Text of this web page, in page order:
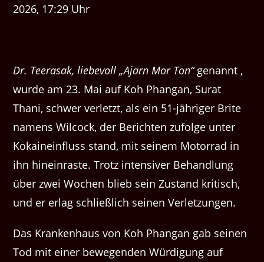
2026, 17:29 Uhr
Dr. Teerasak, liebevoll „Ajarn Mor Ton“genannt ,
wurde am 23. Mai auf Koh Phangan, Surat
Thani, schwer verletzt, als ein 51-jähriger Brite
namens Wilcock, der Berichten zufolge unter
Kokaineinfluss stand, mit seinem Motorrad in
ihn hineinraste. Trotz intensiver Behandlung
über zwei Wochen blieb sein Zustand kritisch,
und er erlag schließlich seinen Verletzungen.
Das Krankenhaus von Koh Phangan gab seinen
Tod mit einer bewegenden Würdigung auf